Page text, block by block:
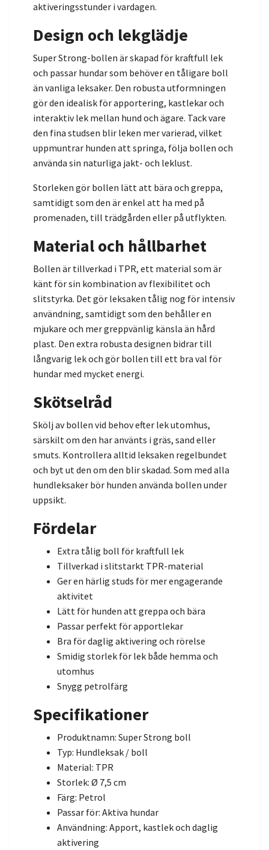
aktiveringsstunder i vardagen.
Design och lekglädje
Super Strong-bollen är skapad för kraftfull lek
och passar hundar som behöver en tåligare boll
än vanliga leksaker. Den robusta utformningen
gör den idealisk för apportering, kastlekar och
interaktiv lek mellan hund och ägare. Tack vare
den fina studsen blir leken mer varierad, vilket
uppmuntrar hunden att springa, följa bollen och
använda sin naturliga jakt- och leklust.
Storleken gör bollen lätt att bära och greppa,
samtidigt som den är enkel att ha med på
promenaden, till trädgården eller på utflykten.
Material och hållbarhet
Bollen är tillverkad i TPR, ett material som är
känt för sin kombination av flexibilitet och
slitstyrka. Det gör leksaken tålig nog för intensiv
användning, samtidigt som den behåller en
mjukare och mer greppvänlig känsla än hård
plast. Den extra robusta designen bidrar till
långvarig lek och gör bollen till ett bra val för
hundar med mycket energi.
Skötselråd
Skölj av bollen vid behov efter lek utomhus,
särskilt om den har använts i gräs, sand eller
smuts. Kontrollera alltid leksaken regelbundet
och byt ut den om den blir skadad. Som med alla
hundleksaker bör hunden använda bollen under
uppsikt.
Fördelar
Extra tålig boll för kraftfull lek
Tillverkad i slitstarkt TPR-material
Ger en härlig studs för mer engagerande
aktivitet
Lätt för hunden att greppa och bära
Passar perfekt för apportlekar
Bra för daglig aktivering och rörelse
Smidig storlek för lek både hemma och
utomhus
Snygg petrolfärg
Specifikationer
Produktnamn: Super Strong boll
Typ: Hundleksak / boll
Material: TPR
Storlek: Ø 7,5 cm
Färg: Petrol
Passar för: Aktiva hundar
Användning: Apport, kastlek och daglig
aktivering